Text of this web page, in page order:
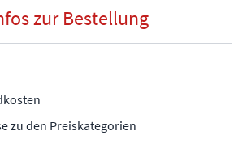
zur Bestellung
zu den Preiskategorien